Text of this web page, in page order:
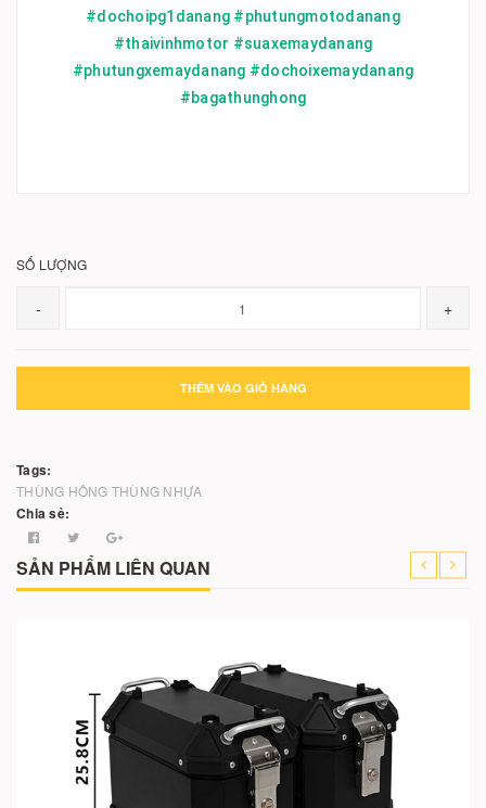
#dochoipg1danang #phutungmotodanang
#thaivinhmotor #suaxemaydanang
#phutungxemaydanang #dochoixemaydanang
#bagathunghong
SỐ LƯỢNG
- +
THÊM VÀO GIỎ HÀNG
Tags:
THÙNG HÔNG THÙNG NHỰA
Chia sẻ:
SẢN PHẨM LIÊN QUAN